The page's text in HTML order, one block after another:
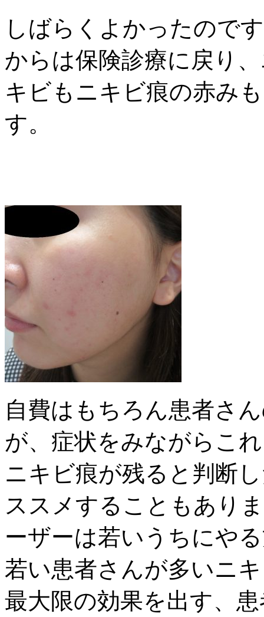
しばらくよかったので
からは保険診療に戻り
キビもニキビ痕の赤み
す。
自費はもちろん患者さ
が、症状をみながらこ
ニキビ痕が残ると判断
ススメすることもあり
ーザーは若いうちにや
若い患者さんが多いニ
最大限の効果を出す、